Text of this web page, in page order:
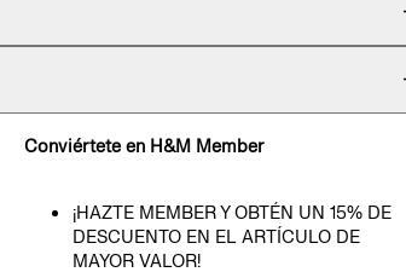
Conviértete en H&M Member
¡HAZTE MEMBER Y OBTÉN UN 15% DE
DESCUENTO EN EL ARTÍCULO DE
MAYOR VALOR!